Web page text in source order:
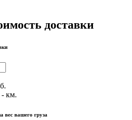
доставки
- км.
вес вашего груза